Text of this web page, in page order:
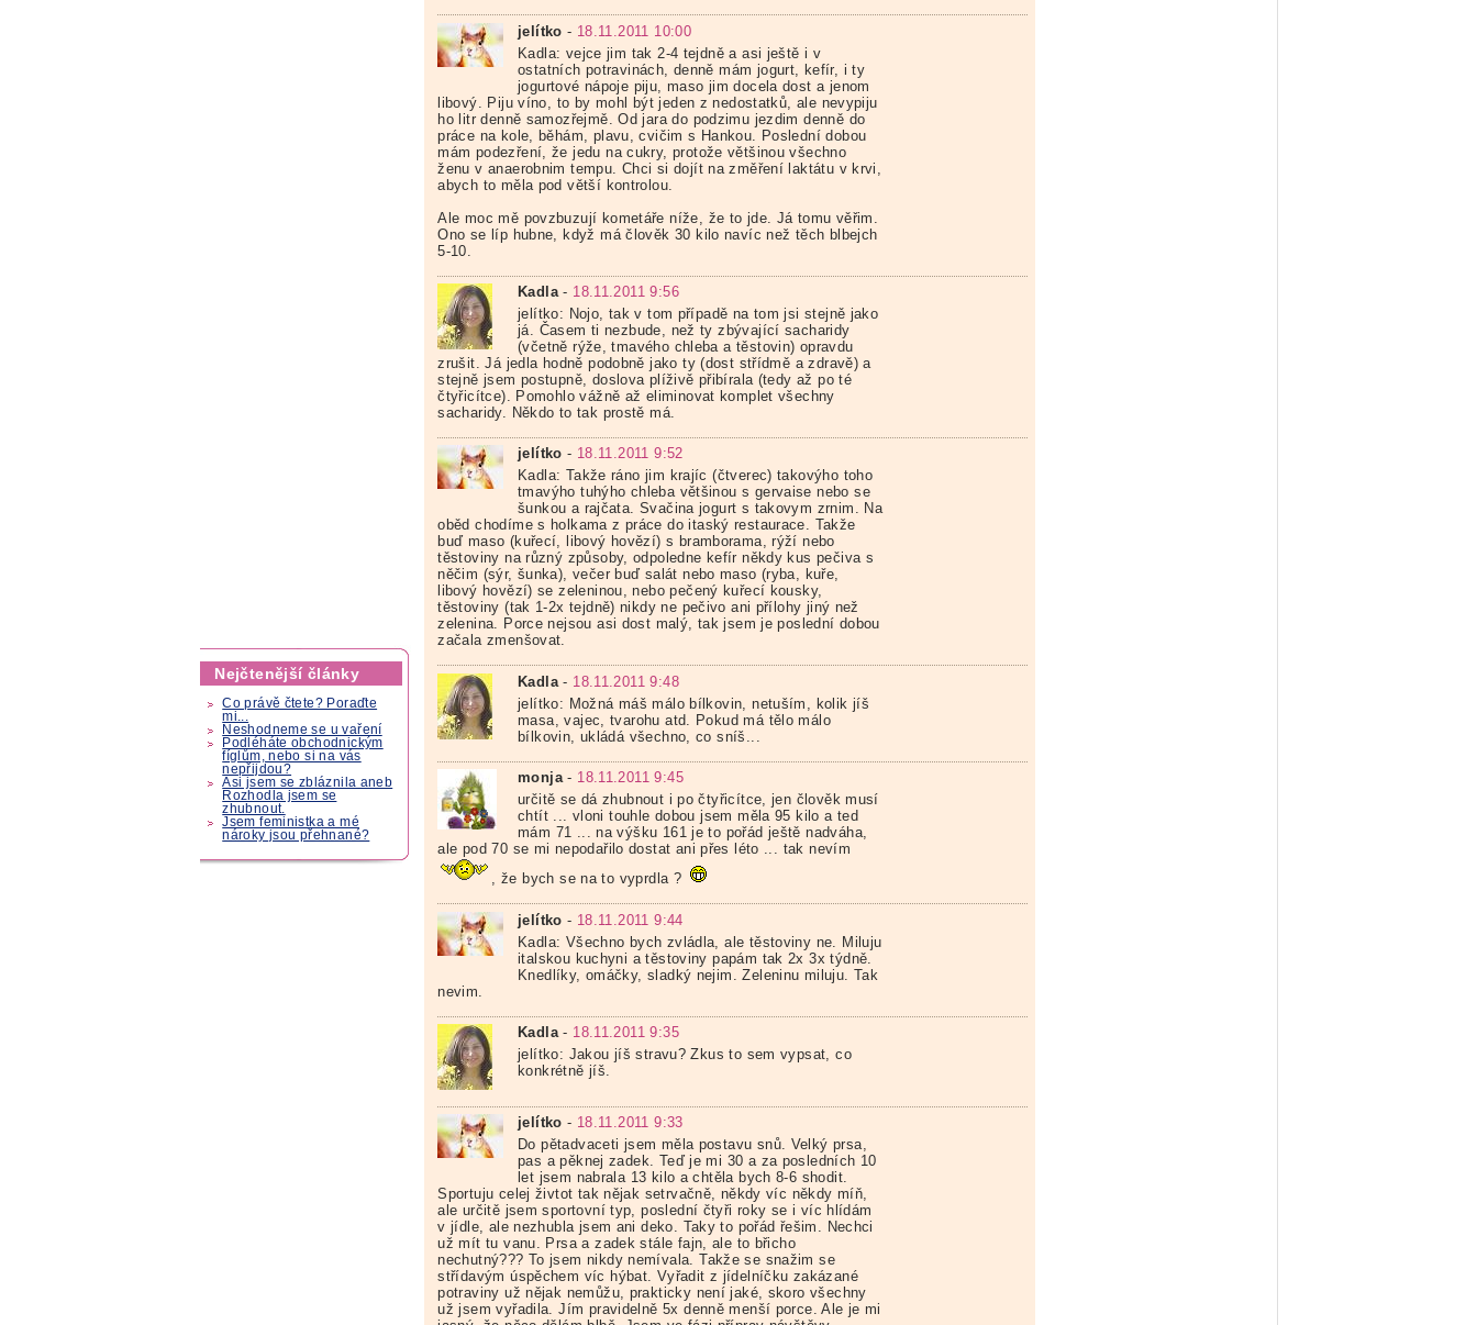
Nejčtenější články
Co právě čtete? Poraďte
mi...
Neshodneme se u vaření
Podléháte obchodnickým
fíglům, nebo si na vás
nepřijdou?
Asi jsem se zbláznila aneb
Rozhodla jsem se
zhubnout.
Jsem feministka a mé
nároky jsou přehnané?
jelítko - 18.11.2011 10:00
Kadla: vejce jim tak 2-4 tejdně a asi ještě i v
ostatních potravinách, denně mám jogurt, kefír, i ty
jogurtové nápoje piju, maso jim docela dost a jenom
libový. Piju víno, to by mohl být jeden z nedostatků, ale nevypiju
ho litr denně samozřejmě. Od jara do podzimu jezdim denně do
práce na kole, běhám, plavu, cvičim s Hankou. Poslední dobou
mám podezření, že jedu na cukry, protože většinou všechno
ženu v anaerobnim tempu. Chci si dojít na změření laktátu v krvi,
abych to měla pod větší kontrolou.
Ale moc mě povzbuzují kometáře níže, že to jde. Já tomu věřim.
Ono se líp hubne, když má člověk 30 kilo navíc než těch blbejch
5-10.
Kadla- 18.11.2011 9:56
jelítko: Nojo, tak v tom případě na tom jsi stejně jako
já. Časem ti nezbude, než ty zbývající sacharidy
(včetně rýže, tmavého chleba a těstovin) opravdu
zrušit. Já jedla hodně podobně jako ty (dost střídmě a zdravě) a
stejně jsem postupně, doslova plíživě přibírala (tedy až po té
čtyřicítce). Pomohlo vážně až eliminovat komplet všechny
sacharidy. Někdo to tak prostě má.
jelítko - 18.11.2011 9:52
Kadla: Takže ráno jim krajíc (čtverec) takovýho toho
tmavýho tuhýho chleba většinou s gervaise nebo se
šunkou a rajčata. Svačina jogurt s takovym zrnim. Na
oběd chodíme s holkama z práce do itaský restaurace. Takže
buď maso (kuřecí, libový hovězí) s bramborama, rýží nebo
těstoviny na různý způsoby, odpoledne kefír někdy kus pečiva s
něčim (sýr, šunka), večer buď salát nebo maso (ryba, kuře,
libový hovězí) se zeleninou, nebo pečený kuřecí kousky,
těstoviny (tak 1-2x tejdně) nikdy ne pečivo ani přílohy jiný než
zelenina. Porce nejsou asi dost malý, tak jsem je poslední dobou
začala zmenšovat.
Kadla - 18.11.2011 9:48
jelítko: Možná máš málo bílkovin, netuším, kolik jíš
masa, vajec, tvarohu atd. Pokud má tělo málo
bílkovin, ukládá všechno, co sníš...
monja- 18.11.2011 9:45
určitě se dá zhubnout i po čtyřicítce, jen člověk musí
chtít ... vloni touhle dobou jsem měla 95 kilo a ted
mám 71 ... na výšku 161 je to pořád ještě nadváha,
ale pod 70 se mi nepodařilo dostat ani přes léto ... tak nevím
, že bych se na to vyprdla ?
jelítko - 18.11.2011 9:44
Kadla: Všechno bych zvládla, ale těstoviny ne. Miluju
italskou kuchyni a těstoviny papám tak 2x 3x týdně.
Knedlíky, omáčky, sladký nejim. Zeleninu miluju. Tak
nevim.
Kadla- 18.11.2011 9:35
jelítko: Jakou jíš stravu? Zkus to sem vypsat, co
konkrétně jíš.
jelítko - 18.11.2011 9:33
Do pětadvaceti jsem měla postavu snů. Velký prsa,
pas a pěknej zadek. Teď je mi 30 a za posledních 10
let jsem nabrala 13 kilo a chtěla bych 8-6 shodit.
Sportuju celej živtot tak nějak setrvačně, někdy víc někdy míň,
ale určitě jsem sportovní typ, poslední čtyři roky se i víc hlídám
v jídle, ale nezhubla jsem ani deko. Taky to pořád řešim. Nechci
už mít tu vanu. Prsa a zadek stále fajn, ale to břicho
nechutný??? To jsem nikdy nemívala. Takže se snažim se
střídavým úspěchem víc hýbat. Vyřadit z jídelníčku zakázané
potraviny už nějak nemůžu, prakticky není jaké, skoro všechny
už jsem vyřadila. Jím pravidelně 5x denně menší porce. Ale je mi